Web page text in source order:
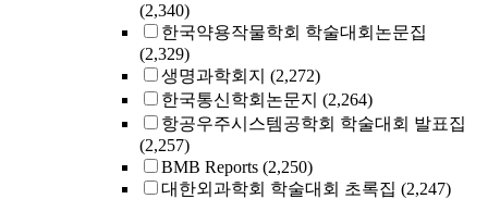
(2,340)
한국약용작물학회 학술대회논문집
(2,329)
생명과학회지 (2,272)
한국통신학회논문지 (2,264)
항공우주시스템공학회 학술대회 발표집
(2,257)
BMB Reports (2,250)
대한외과학회 학술대회 초록집 (2,247)